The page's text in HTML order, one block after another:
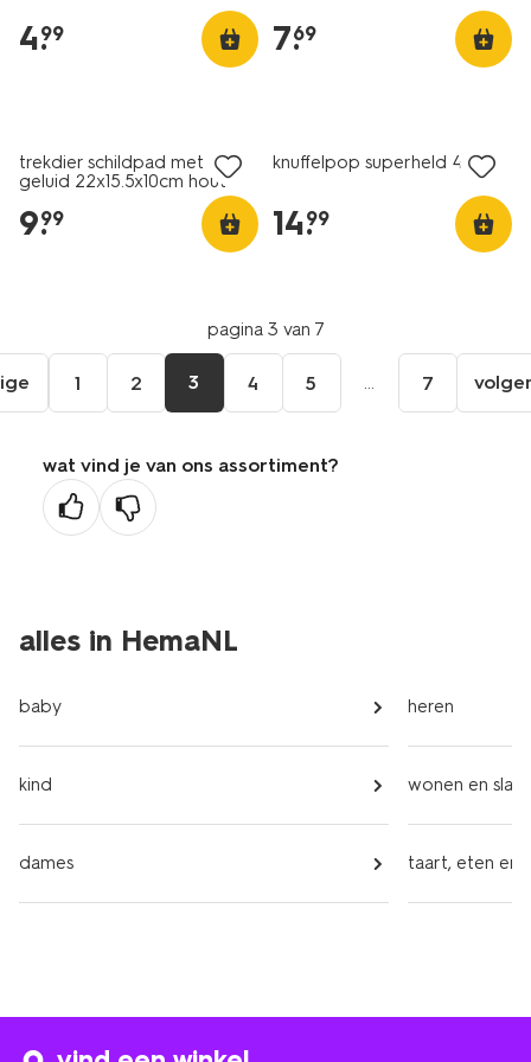
4.
99 7.
69
trekdier schildpad met
geluid 22x15.5x10cm hout
9.
99
knuffelpop superheld 43cm
14.
99
pagina 3 van 7
1 2 3 4 5 ... 7
wat vind je van ons assortiment?
alles in HemaNL
baby
kind
dames
heren
wonen en
taart, eten en